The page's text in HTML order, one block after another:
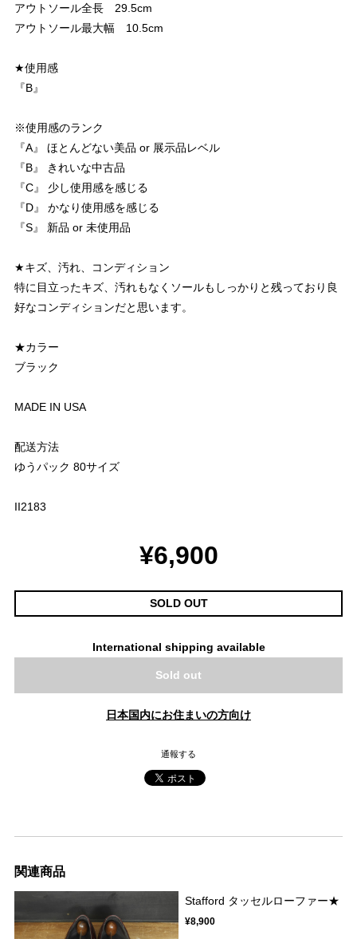
アウトソール全長 29.5cm
アウトソール最大幅 10.5cm
★使用感
『B』
※使用感のランク
『A』 ほとんどない美品 or 展示品レベル
『B』 きれいな中古品
『C』 少し使用感を感じる
『D』 かなり使用感を感じる
『S』 新品 or 未使用品
★キズ、汚れ、コンディション
特に目立ったキズ、汚れもなくソールもしっかりと残っており良
好なコンディションだと思います。
★カラー
ブラック
MADE IN USA
配送方法
ゆうパック 80サイズ
II2183
¥6,900
SOLD OUT
International shipping available
Sold out
日本国内にお住まいの方向け
通報する
関連商品
Stafford タッセルローファー★
¥8,900